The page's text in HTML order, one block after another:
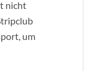
nicht
um